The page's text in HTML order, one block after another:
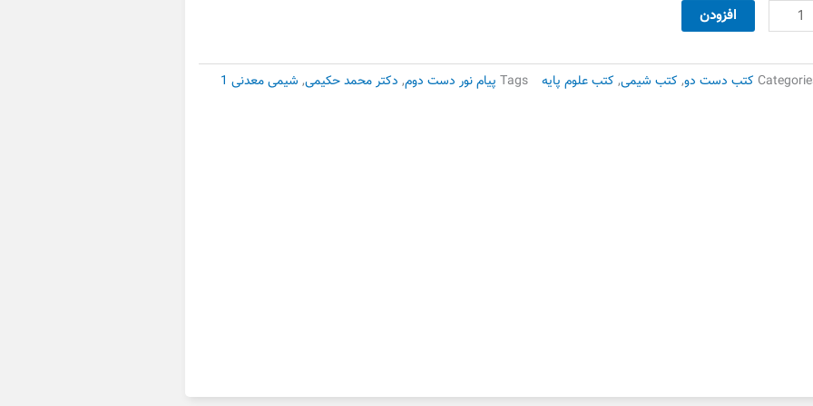
بود.
شیمی
افزودن
کتب دست دو, کتب شیمی, کتب علوم پایه Tags پیام نور دست دوم, دکتر محمد حکیمی, شیمی معدنی 1